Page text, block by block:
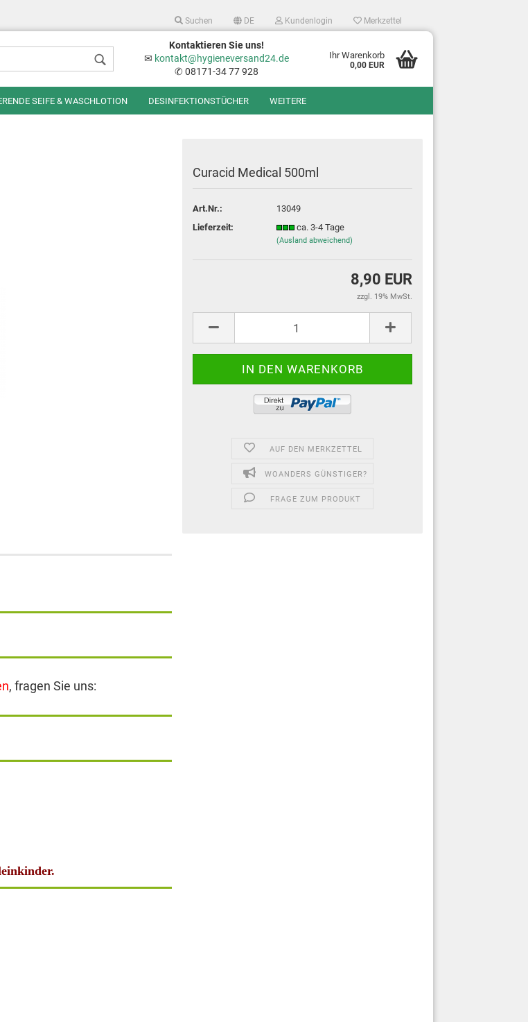
Suchen DE
Sprache auswählen
Kundenlogin
Konto erstellen
Passwort vergessen?
Merkzettel
Kontaktieren Sie uns!
✉ kontakt@hygieneversand24.de
✆ 08171-34 77 928
Ihr Warenkorb
0,00 EUR
SEIFE & WASCHLOTION DESINFEKTIONSTÜCHER WEITERE
Curacid Medical 500ml
Art.Nr.:
13049
Lieferzeit:
ca. 3-4 Tage
(Ausland abweichend)
8,90 EUR
zzgl. 19% MwSt.
AUF DEN MERKZETTEL
WOANDERS GÜNSTIGER?
FRAGE ZUM PRODUKT
, fragen Sie uns: